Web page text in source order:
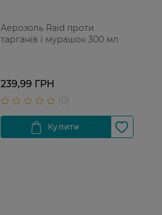
Аерозоль Raid проти
тарганів і мурашок 300 мл
239,99 ГРН